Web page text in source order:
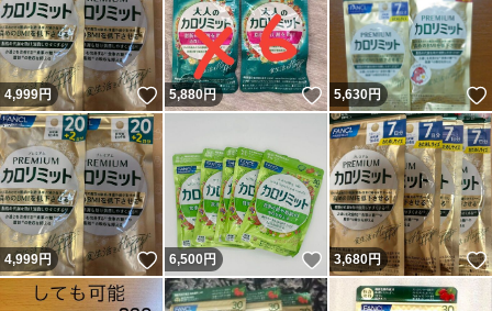
4,999円 いいね！
5,880円 いいね！
5,630円
4,999円 いいね！
6,500円 いいね！
3,680円